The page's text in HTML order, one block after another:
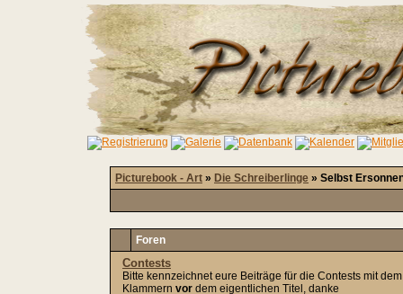
Picturebook - Art » Die Schreiberlinge » Selbst
Foren
Contests
Bitte kennzeichnet eure Beiträge für die Contests mit
Klammern vor dem eigentlichen Titel, danke